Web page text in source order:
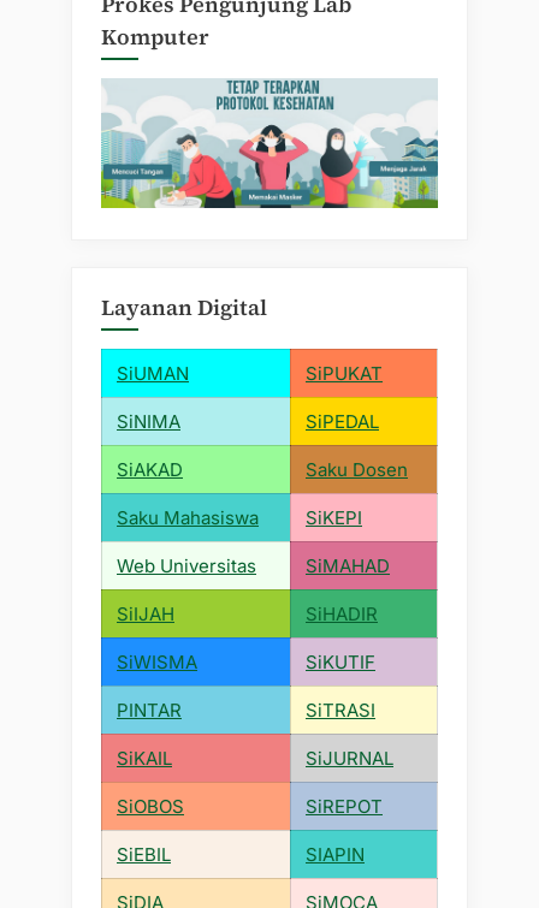
Komputer
Layanan Digital
SiUMAN SiPUKAT
SiNIMA SiPEDAL
SiAKAD Saku Dosen
Saku Mahasiswa SiKEPI
Web Universitas SiMAHAD
SiIJAH SiHADIR
SiWISMA SiKUTIF
PINTAR SiTRASI
SiKAIL SiJURNAL
SiOBOS SiREPOT
SiEBIL SIAPIN
SiDIA SiMOCA